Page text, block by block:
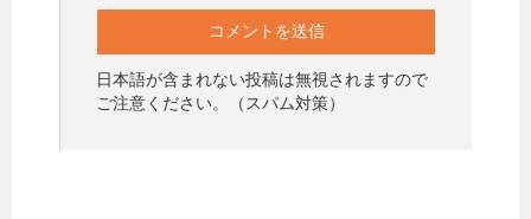
日本語が含まれない投稿は無視されますので
ご注意ください。（スパム対策）